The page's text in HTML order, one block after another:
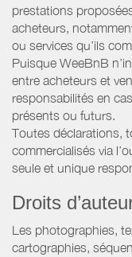
prestations
acheteurs,
ou services qu’ils
Puisque WeeBnB
entre acheteurs et
responsabilités en
présents ou futurs.
Toutes déclarations,
commercialisés via
seule et unique
Droits
Les photographies,
cartographies,